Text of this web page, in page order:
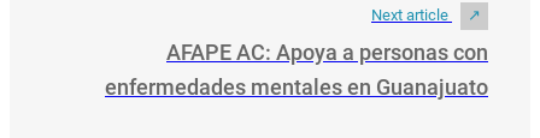
Next article
AFAPE AC: Apoya a personas con
enfermedades mentales en Guanajuato